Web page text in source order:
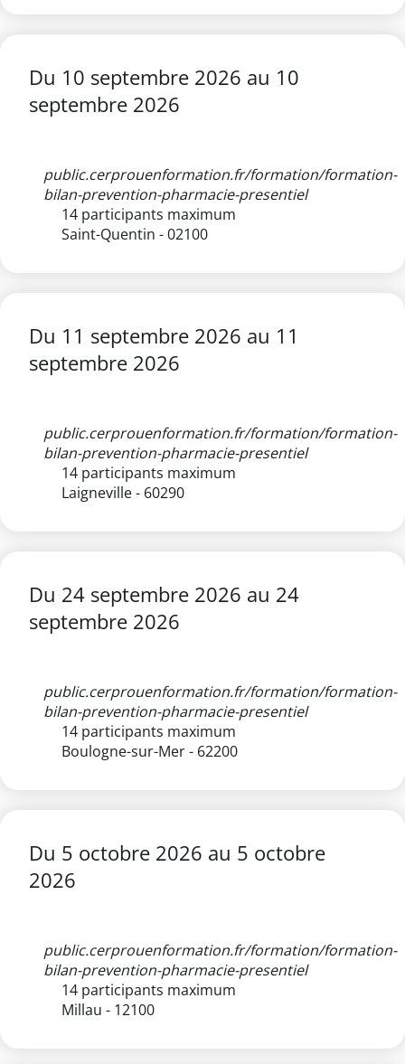
Du 10 septembre 2026 au 10
septembre 2026
public.cerprouenformation.fr/formation/formation-
bilan-prevention-pharmacie-presentiel
14 participants maximum
Saint-Quentin - 02100
Du 11 septembre 2026 au 11
septembre 2026
public.cerprouenformation.fr/formation/formation-
bilan-prevention-pharmacie-presentiel
14 participants maximum
Laigneville - 60290
Du 24 septembre 2026 au 24
septembre 2026
public.cerprouenformation.fr/formation/formation-
bilan-prevention-pharmacie-presentiel
14 participants maximum
Boulogne-sur-Mer - 62200
Du 5 octobre 2026 au 5 octobre
2026
public.cerprouenformation.fr/formation/formation-
bilan-prevention-pharmacie-presentiel
14 participants maximum
Millau - 12100